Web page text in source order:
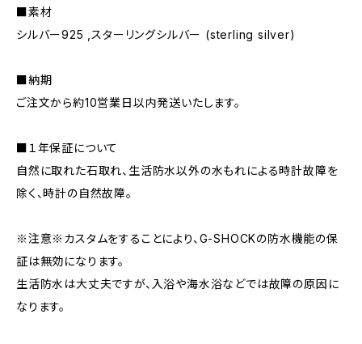
■素材
シルバー925 ,スターリングシルバー (sterling silver)
■納期
ご注文から約10営業日以内発送いたします。
■１年保証について
自然に取れた石取れ、生活防水以外の水もれによる時計故障を
除く、時計の自然故障。
※注意※カスタムをすることにより、G-SHOCKの防水機能の保
証は無効になります。
生活防水は大丈夫ですが、入浴や海水浴などでは故障の原因に
なります。